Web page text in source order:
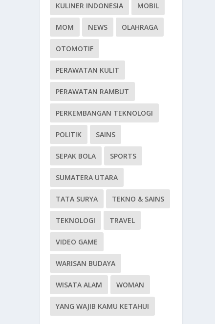
KULINER INDONESIA MOBIL
MOM NEWS OLAHRAGA
OTOMOTIF
PERAWATAN KULIT
PERAWATAN RAMBUT
PERKEMBANGAN TEKNOLOGI
POLITIK SAINS
SEPAK BOLA SPORTS
SUMATERA UTARA
TATA SURYA TEKNO & SAINS
TEKNOLOGI TRAVEL
VIDEO GAME
WARISAN BUDAYA
WISATA ALAM WOMAN
YANG WAJIB KAMU KETAHUI